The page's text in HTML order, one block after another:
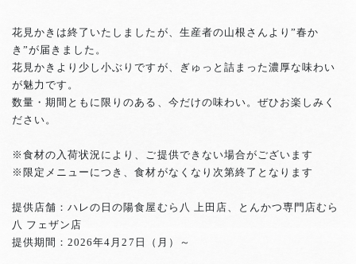
花見かきは終了いたしましたが、生産者の山根さんより”春か
き”が届きました。
花見かきより少し小ぶりですが、ぎゅっと詰まった濃厚な味わい
が魅力です。
数量・期間ともに限りのある、今だけの味わい。ぜひお楽しみく
ださい。
※食材の入荷状況により、ご提供できない場合がございます
※限定メニューにつき、食材がなくなり次第終了となります
提供店舗：ハレの日の陽食屋むら八 上田店、とんかつ専門店むら
八 フェザン店
提供期間：2026年4月27日（月）～